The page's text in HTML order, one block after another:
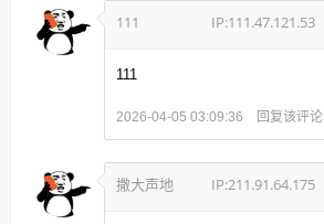
111 IP:111.47.121.53
111
2026-04-05 03:09:36 回复该评论
撒大声地 IP:211.91.64.175